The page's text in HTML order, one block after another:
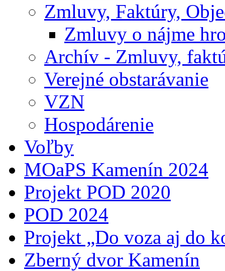
Zmluvy, Faktúry,
Zmluvy o nájme
Archív - Zmluvy,
Verejné obstarávanie
VZN
Hospodárenie
Voľby
MOaPS Kamenín 2024
Projekt POD 2020
POD 2024
Projekt „Do voza aj do
Zberný dvor Kamenín